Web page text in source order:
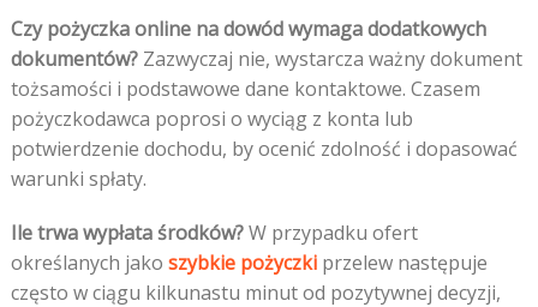
Czy pożyczka online na dowód wymaga dodatkowych
dokumentów?Zazwyczaj nie, wystarcza ważny dokument
tożsamości i podstawowe dane kontaktowe. Czasem
pożyczkodawca poprosi o wyciąg z konta lub
potwierdzenie dochodu, by ocenić zdolność i dopasować
warunki spłaty.
Ile trwa wypłata środków?W przypadku ofert
określanych jako szybkie pożyczkiprzelew następuje
często w ciągu kilkunastu minut od pozytywnej decyzji,